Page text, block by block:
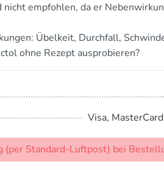
empfohlen, da er
Übelkeit, Durchfall,
ohne Rezept ausprobieren?
Visa,
(per Standard-Luftpost) bei